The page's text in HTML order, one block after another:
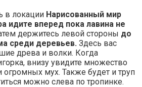
в локации Нарисованный мир
идите вперед пока лавина не
держитесь левой стороны до
среди деревьев. Здесь вас
древа и волки. Когда
внизу увидите множество
огромных мух. Также будет и труп
можно слева по тропинке.